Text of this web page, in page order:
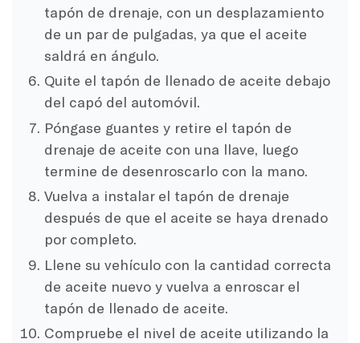
tapón de drenaje, con un desplazamiento
de un par de pulgadas, ya que el aceite
saldrá en ángulo.
Quite el tapón de llenado de aceite debajo
del capó del automóvil.
Póngase guantes y retire el tapón de
drenaje de aceite con una llave, luego
termine de desenroscarlo con la mano.
Vuelva a instalar el tapón de drenaje
después de que el aceite se haya drenado
por completo.
Llene su vehículo con la cantidad correcta
de aceite nuevo y vuelva a enroscar el
tapón de llenado de aceite.
Compruebe el nivel de aceite utilizando la